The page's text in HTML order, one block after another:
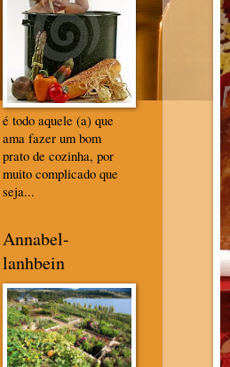
é todo aquele (a) que
ama fazer um bom
prato de cozinha, por
muito complicado que
seja...
Annabel-
lanhbein